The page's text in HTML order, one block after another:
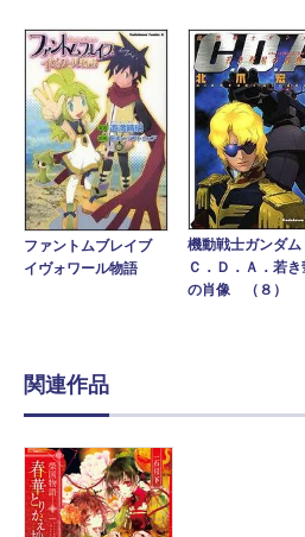
ファントムブレイブ
イヴォワール物語
機動戦士ガンダ
Ｃ．Ｄ．Ａ．若き
の肖像 （８）
関連作品